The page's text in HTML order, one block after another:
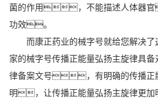
菌的作用，不能描述人体器
功效。
而康正药业的械字号就给您解
家的械字号传播正能量弘扬主旋律具
律备案文号，有明确的传播正
明，让传播正能量弘扬主旋律更